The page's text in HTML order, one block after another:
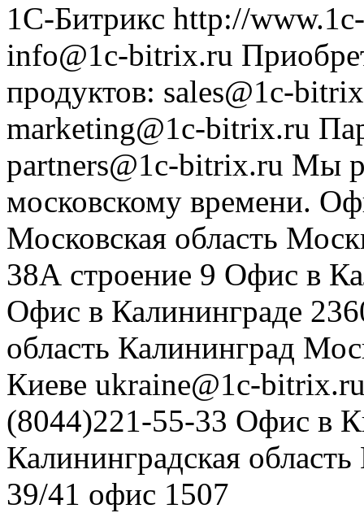
1С-Битрикс http://
info@1c-bitrix.ru
продуктов: sales@1c-
marketing@1c-bitrix.ru
partners@1c-bitrix.ru Мы
московскому времени.
Московская область
38А строение 9 Офис в
Офис в Калининграде
область Калининград
Киеве ukraine@1c-
(8044)221-55-33 Офис в
Калининградская область
39/41 офис 1507